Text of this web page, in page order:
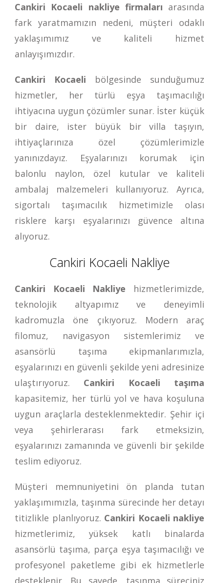
Cankiri Kocaeli nakliye firmaları arasında
fark yaratmamızın nedeni, müşteri odaklı
yaklaşımımız ve kaliteli hizmet
anlayışımızdır.
Cankiri Kocaeli bölgesinde sunduğumuz
hizmetler, her türlü eşya taşımacılığı
ihtiyacına uygun çözümler sunar. İster küçük
bir daire, ister büyük bir villa taşıyın,
ihtiyaçlarınıza özel çözümlerimizle
yanınızdayız. Eşyalarınızı korumak için
balonlu naylon, özel kutular ve kaliteli
ambalaj malzemeleri kullanıyoruz. Ayrıca,
sigortalı taşımacılık hizmetimizle olası
risklere karşı eşyalarınızı güvence altına
alıyoruz.
Cankiri Kocaeli Nakliye
Cankiri Kocaeli Nakliye hizmetlerimizde,
teknolojik altyapımız ve deneyimli
kadromuzla öne çıkıyoruz. Modern araç
filomuz, navigasyon sistemlerimiz ve
asansörlü taşıma ekipmanlarımızla,
eşyalarınızı en güvenli şekilde yeni adresinize
ulaştırıyoruz. Cankiri Kocaeli taşıma
kapasitemiz, her türlü yol ve hava koşuluna
uygun araçlarla desteklenmektedir. Şehir içi
veya şehirlerarası fark etmeksizin,
eşyalarınızı zamanında ve güvenli bir şekilde
teslim ediyoruz.
Müşteri memnuniyetini ön planda tutan
yaklaşımımızla, taşınma sürecinde her detayı
titizlikle planlıyoruz. Cankiri Kocaeli nakliye
hizmetlerimiz, yüksek katlı binalarda
asansörlü taşıma, parça eşya taşımacılığı ve
profesyonel paketleme gibi ek hizmetlerle
desteklenir. Bu sayede, taşınma süreciniz